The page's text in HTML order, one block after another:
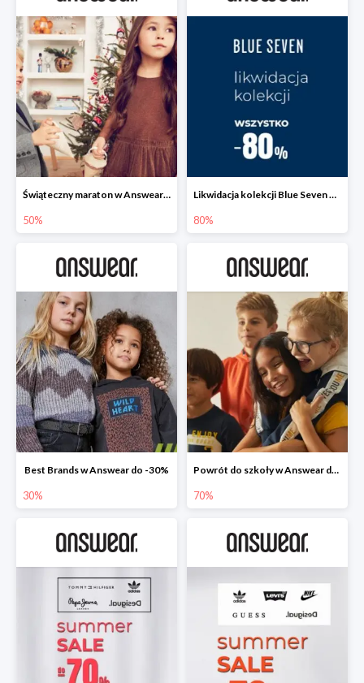
Świąteczny maraton w Answear do -50%
50%
Likwidacja kolekcji Blue Seven w Answear do -80%
80%
Best Brands w Answear do -30%
30%
Powrót do szkoły w Answear do -70%
70%